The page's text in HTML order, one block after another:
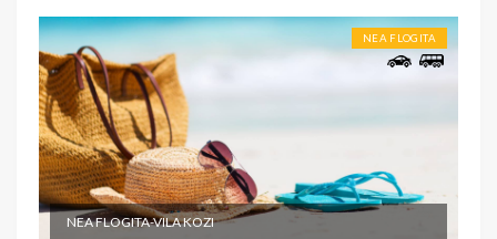
NEA FLOGITA
NEA FLOGITA-VILA KOZI